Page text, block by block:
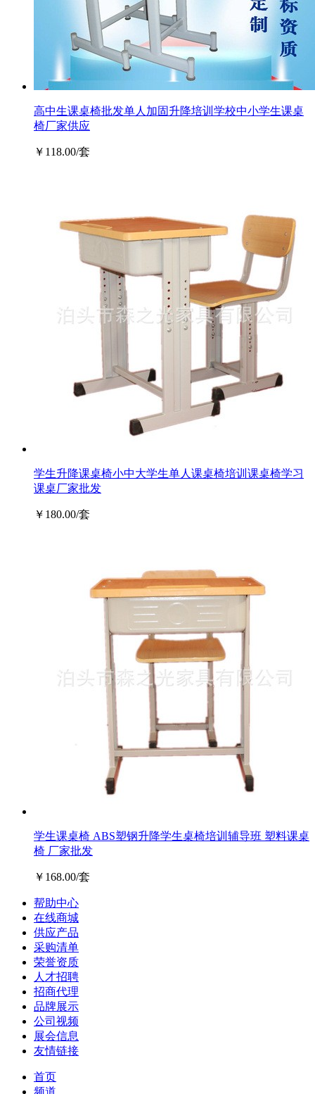
高中生课桌椅批发单人加固升降培训学校中小学生课桌
椅厂家供应
￥118.00/套
学生升降课桌椅小中大学生单人课桌椅培训课桌椅学习
课桌厂家批发
￥180.00/套
学生课桌椅 ABS塑钢升降学生桌椅培训辅导班 塑料课桌
椅 厂家批发
￥168.00/套
帮助中心
在线商城
供应产品
采购清单
荣誉资质
人才招聘
招商代理
品牌展示
公司视频
展会信息
友情链接
首页
频道